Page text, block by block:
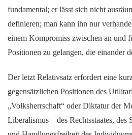
fundamental; er lässt sich nicht
definieren; man kann ihn nur
einem Kompromiss zwischen an und
Positionen zu gelangen, die einander
Der letzt Relativsatz erfordert eine
gegensätzlichen Positionen des
„Volksherrschaft“ oder Diktatur der
Liberalismus – des Rechtsstaates, des